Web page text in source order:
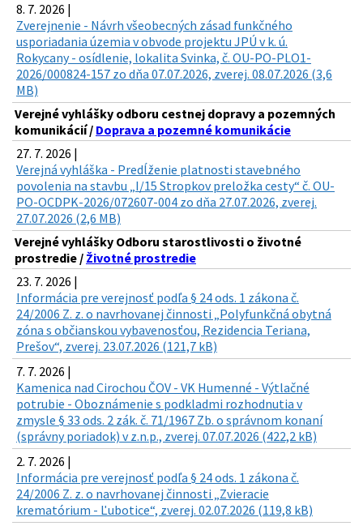
8. 7. 2026 |
Zverejnenie - Návrh všeobecných zásad funkčného
usporiadania územia v obvode projektu JPÚ v k. ú.
Rokycany - osídlenie, lokalita Svinka, č. OU-PO-PLO1-
2026/000824-157 zo dňa 07.07.2026, zverej. 08.07.2026 (3,6
MB)
Verejné vyhlášky odboru cestnej dopravy a pozemných
komunikácií / Doprava a pozemné komunikácie
27. 7. 2026 |
Verejná vyhláška - Predĺženie platnosti stavebného
povolenia na stavbu „I/15 Stropkov preložka cesty“ č. OU-
PO-OCDPK-2026/072607-004 zo dňa 27.07.2026, zverej.
27.07.2026 (2,6 MB)
Verejné vyhlášky Odboru starostlivosti o životné
prostredie / Životné prostredie
23. 7. 2026 |
Informácia pre verejnosť podľa § 24 ods. 1 zákona č.
24/2006 Z. z. o navrhovanej činnosti „Polyfunkčná obytná
zóna s občianskou vybavenosťou, Rezidencia Teriana,
Prešov“, zverej. 23.07.2026 (121,7 kB)
7. 7. 2026 |
Kamenica nad Cirochou ČOV - VK Humenné - Výtlačné
potrubie - Oboznámenie s podkladmi rozhodnutia v
zmysle § 33 ods. 2 zák. č. 71/1967 Zb. o správnom konaní
(správny poriadok) v z.n.p., zverej. 07.07.2026 (422,2 kB)
2. 7. 2026 |
Informácia pre verejnosť podľa § 24 ods. 1 zákona č.
24/2006 Z. z. o navrhovanej činnosti „Zvieracie
krematórium - Ľubotice“, zverej. 02.07.2026 (119,8 kB)